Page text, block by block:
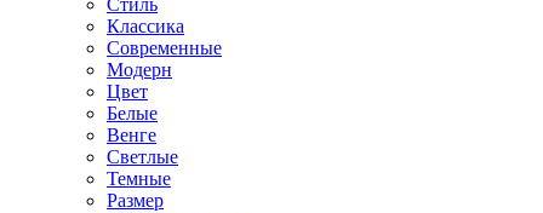
Стиль
Классика
Современные
Модерн
Цвет
Белые
Венге
Светлые
Темные
Размер